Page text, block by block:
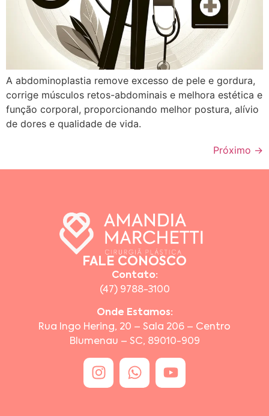
A abdominoplastia remove excesso de pele e gordura,
corrige músculos retos-abdominais e melhora estética e
função corporal, proporcionando melhor postura, alívio
de dores e qualidade de vida.
Próximo →
FALE CONOSCO
Contato:
(47) 9788-3100
Onde Estamos:
Rua Ingo Hering, 20 – Sala 206 – Centro
Blumenau – SC, 89010-909